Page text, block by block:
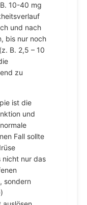
10-40 mg
und nach
bis nur noch
B. 2,5 – 10
zu
ist die
und
Fall sollte
nicht nur das
sondern